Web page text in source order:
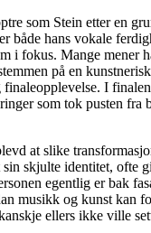
som Stein etter en
både hans vokale
i fokus. Mange mener
på en
I
som tok pusten fra
at slike
skjulte identitet, ofte
egentlig er bak
musikk og kunst kan
ellers ikke ville